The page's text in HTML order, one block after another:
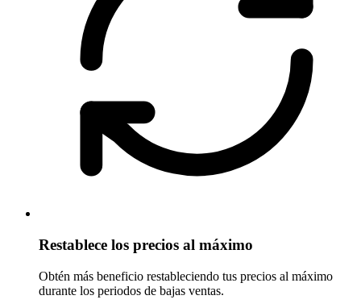
Restablece los precios al máximo
Obtén más beneficio restableciendo tus precios al máximo
durante los periodos de bajas ventas.